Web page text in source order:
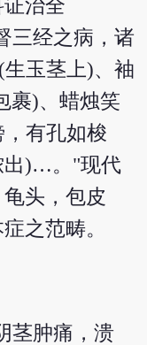
治全
三经之病，诸
玉茎上)、袖
裹)、蜡烛笑
有孔如梭
出)…。"现代
头，包皮
之范畴。
茎肿痛，溃